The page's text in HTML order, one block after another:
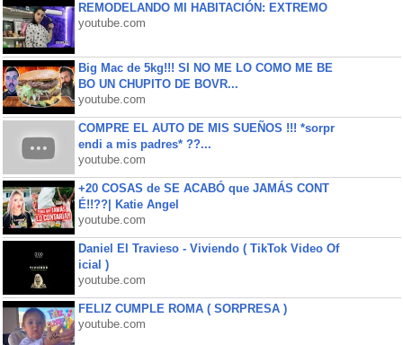
REMODELANDO MI HABITACIÓN: EXTREMO
youtube.com
Big Mac de 5kg!!! SI NO ME LO COMO ME BE
BO UN CHUPITO DE BOVR...
youtube.com
COMPRE EL AUTO DE MIS SUEÑOS !!! *sorpr
endi a mis padres* ??...
youtube.com
+20 COSAS de SE ACABÓ que JAMÁS CONT
É!!??| Katie Angel
youtube.com
Daniel El Travieso - Viviendo ( TikTok Video Of
icial )
youtube.com
FELIZ CUMPLE ROMA ( SORPRESA )
youtube.com